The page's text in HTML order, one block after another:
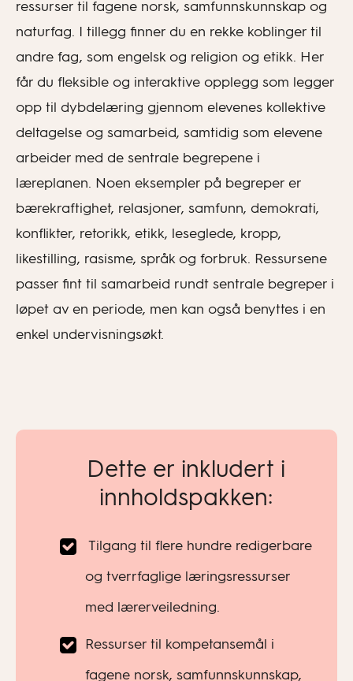
ressurser til fagene norsk, samfunnskunnskap og
naturfag. I tillegg finner du en rekke koblinger til
andre fag, som engelsk og religion og etikk. Her
får du fleksible og interaktive opplegg som legger
opp til dybdelæring gjennom elevenes kollektive
deltagelse og samarbeid, samtidig som elevene
arbeider med de sentrale begrepene i
læreplanen. Noen eksempler på begreper er
bærekraftighet, relasjoner, samfunn, demokrati,
konflikter, retorikk, etikk, leseglede, kropp,
likestilling, rasisme, språk og forbruk. Ressursene
passer fint til samarbeid rundt sentrale begreper i
løpet av en periode, men kan også benyttes i en
enkel undervisningsøkt.
Dette er inkludert i
innholdspakken:
Tilgang til flere hundre redigerbare
og tverrfaglige læringsressurser
med lærerveiledning.
Ressurser til kompetansemål i
fagene norsk, samfunnskunnskap,